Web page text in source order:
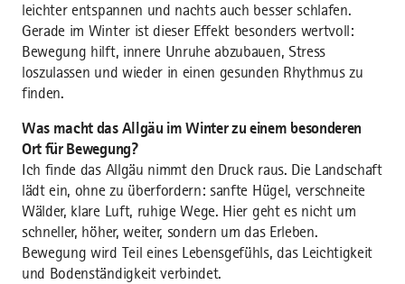
leichter entspannen und nachts auch besser schlafen.
Gerade im Winter ist dieser Effekt besonders wertvoll:
Bewegung hilft, innere Unruhe abzubauen, Stress
loszulassen und wieder in einen gesunden Rhythmus zu
finden.
Was macht das Allgäu im Winter zu einem besonderen
Ort für Bewegung?
Ich finde das Allgäu nimmt den Druck raus. Die Landschaft
lädt ein, ohne zu überfordern: sanfte Hügel, verschneite
Wälder, klare Luft, ruhige Wege. Hier geht es nicht um
schneller, höher, weiter, sondern um das Erleben.
Bewegung wird Teil eines Lebensgefühls, das Leichtigkeit
und Bodenständigkeit verbindet.